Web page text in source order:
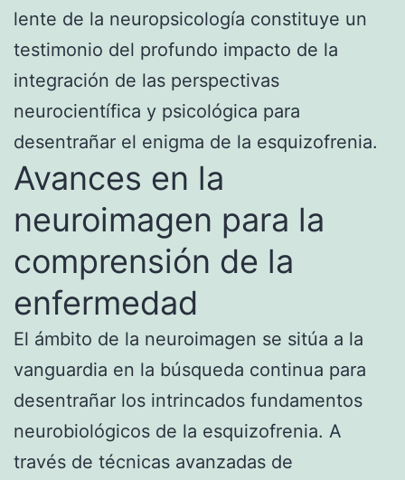
lente de la neuropsicología constituye un
testimonio del profundo impacto de la
integración de las perspectivas
neurocientífica y psicológica para
desentrañar el enigma de la esquizofrenia.
Avances en la
neuroimagen para la
comprensión de la
enfermedad
El ámbito de la neuroimagen se sitúa a la
vanguardia en la búsqueda continua para
desentrañar los intrincados fundamentos
neurobiológicos de la esquizofrenia. A
través de técnicas avanzadas de